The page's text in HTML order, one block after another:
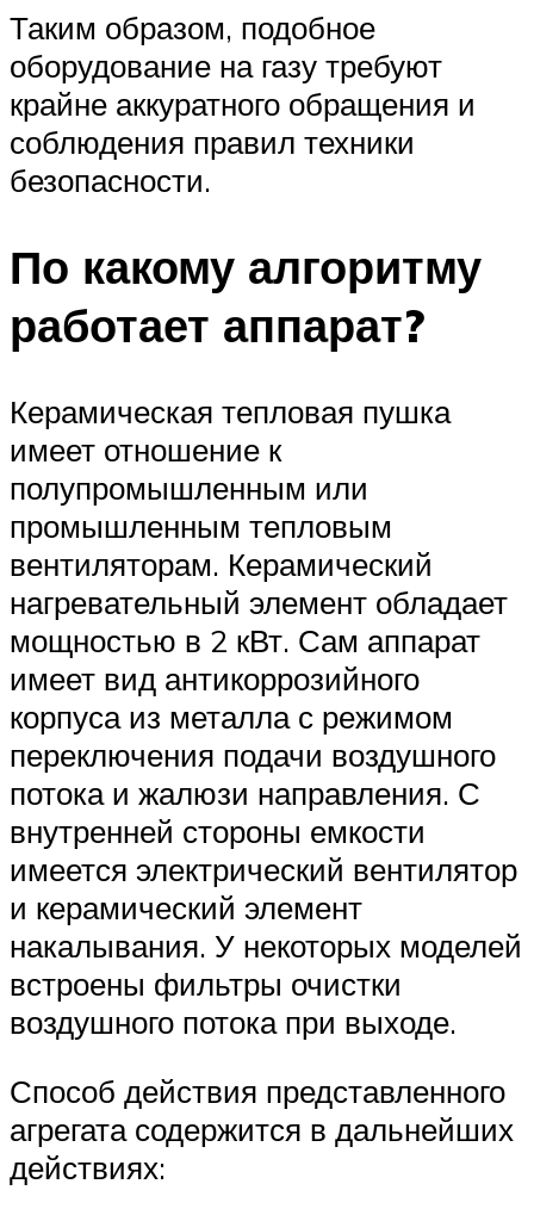
Таким образом, подобное
оборудование на газу требуют
крайне аккуратного обращения и
соблюдения правил техники
безопасности.
По какому алгоритму
работает аппарат?
Керамическая тепловая пушка
имеет отношение к
полупромышленным или
промышленным тепловым
вентиляторам. Керамический
нагревательный элемент обладает
мощностью в 2 кВт. Сам аппарат
имеет вид антикоррозийного
корпуса из металла с режимом
переключения подачи воздушного
потока и жалюзи направления. С
внутренней стороны емкости
имеется электрический вентилятор
и керамический элемент
накалывания. У некоторых моделей
встроены фильтры очистки
воздушного потока при выходе.
Способ действия представленного
агрегата содержится в дальнейших
действиях: